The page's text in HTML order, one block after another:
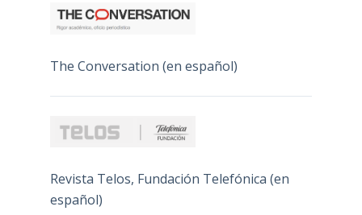
The Conversation (en español)
Revista Telos, Fundación Telefónica (en
español)